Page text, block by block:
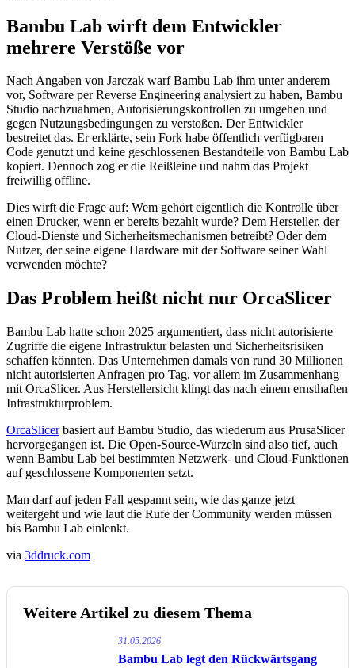
Bambu Lab wirft dem Entwickler
mehrere Verstöße vor
Nach Angaben von Jarczak warf Bambu Lab ihm unter anderem
vor, Software per Reverse Engineering analysiert zu haben, Bambu
Studio nachzuahmen, Autorisierungskontrollen zu umgehen und
gegen Nutzungsbedingungen zu verstoßen. Der Entwickler
bestreitet das. Er erklärte, sein Fork habe öffentlich verfügbaren
Code genutzt und keine geschlossenen Bestandteile von Bambu Lab
kopiert. Dennoch zog er die Reißleine und nahm das Projekt
freiwillig offline.
Dies wirft die Frage auf: Wem gehört eigentlich die Kontrolle über
einen Drucker, wenn er bereits bezahlt wurde? Dem Hersteller, der
Cloud-Dienste und Sicherheitsmechanismen betreibt? Oder dem
Nutzer, der seine eigene Hardware mit der Software seiner Wahl
verwenden möchte?
Das Problem heißt nicht nur OrcaSlicer
Bambu Lab hatte schon 2025 argumentiert, dass nicht autorisierte
Zugriffe die eigene Infrastruktur belasten und Sicherheitsrisiken
schaffen könnten. Das Unternehmen damals von rund 30 Millionen
nicht autorisierten Anfragen pro Tag, vor allem im Zusammenhang
mit OrcaSlicer. Aus Herstellersicht klingt das nach einem ernsthaften
Infrastrukturproblem.
OrcaSlicerbasiert auf Bambu Studio, das wiederum aus PrusaSlicer
hervorgegangen ist. Die Open-Source-Wurzeln sind also tief, auch
wenn Bambu Lab bei bestimmten Netzwerk- und Cloud-Funktionen
auf geschlossene Komponenten setzt.
Man darf auf jeden Fall gespannt sein, wie das ganze jetzt
weitergeht und wie laut die Rufe der Community werden müssen
bis Bambu Lab einlenkt.
via 3ddruck.com
Weitere Artikel zu diesem Thema
31.05.2026
Bambu Lab legt den Rückwärtsgang